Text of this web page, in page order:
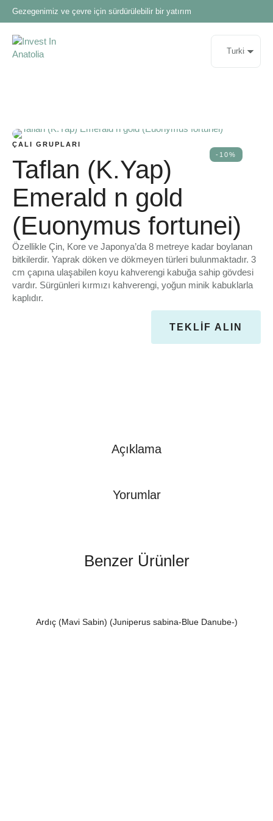
Gezegenimiz ve çevre için sürdürülebilir bir yatırım
-10%
ÇALI GRUPLARI
Taflan (K.Yap)
Emerald n gold
(Euonymus fortunei)
Özellikle Çin, Kore ve Japonya’da 8 metreye kadar boylanan
bitkilerdir. Yaprak döken ve dökmeyen türleri bulunmaktadır. 3
cm çapına ulaşabilen koyu kahverengi kabuğa sahip gövdesi
vardır. Sürgünleri kırmızı kahverengi, yoğun minik kabuklarla
kaplıdır.
TEKLIF ALIN
Açıklama
Yorumlar
Benzer Ürünler
Ardıç (Mavi Sabin) (Juniperus sabina-Blue Danube-)